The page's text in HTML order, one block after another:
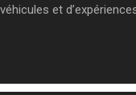
véhicules et